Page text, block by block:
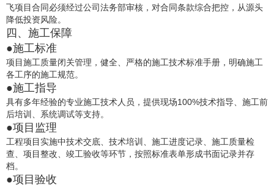
飞项目合同必须经过公司法务部审核，对合同条款综合把控，从源头
降低投资风险。
四、施工保障
●施工标准
项目施工质量闭关管理，健全、严格的施工技术标准手册，明确施工
各工序的施工规范。
●施工指导
具有多年经验的专业施工技术人员，提供现场100%技术指导、施工前
后培训、系统调试等支持。
●项目监理
工程项目实施中技术交底、技术培训、施工进度记录、施工质量检
查、项目整改、竣工验收等环节，按照标准表单形成书面记录并存
档。
●项目验收